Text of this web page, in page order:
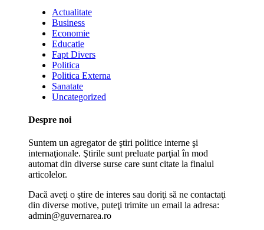
Actualitate
Business
Economie
Educatie
Fapt Divers
Politica
Politica Externa
Sanatate
Uncategorized
Despre noi
Suntem un agregator de ştiri politice interne şi
internaţionale. Ştirile sunt preluate parţial în mod
automat din diverse surse care sunt citate la finalul
articolelor.
Dacă aveţi o ştire de interes sau doriţi să ne contactaţi
din diverse motive, puteţi trimite un email la adresa:
admin@guvernarea.ro